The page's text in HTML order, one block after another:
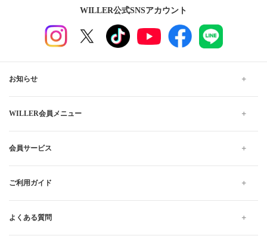
WILLER公式SNSアカウント
お知らせ
WILLER会員メニュー
会員サービス
ご利用ガイド
よくある質問